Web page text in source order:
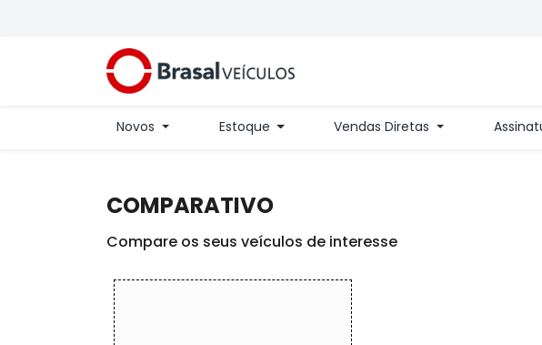
Novos Estoque Vendas Diretas
COMPARATIVO
Compare os seus veículos de interesse